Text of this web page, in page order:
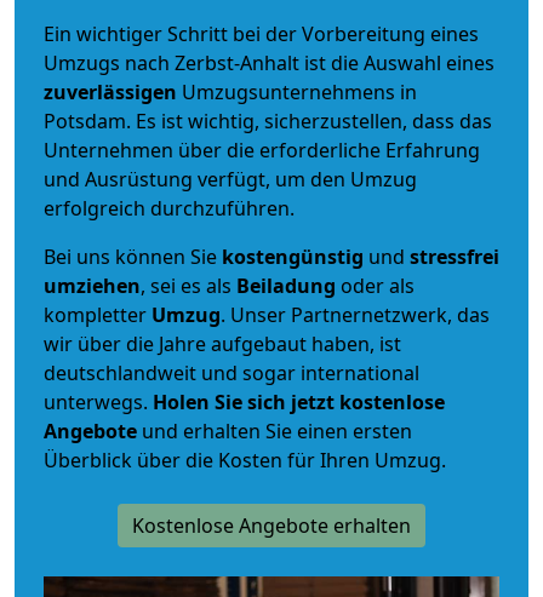
Ein wichtiger Schritt bei der Vorbereitung eines
Umzugs nach Zerbst-Anhalt ist die Auswahl eines
zuverlässigen Umzugsunternehmens in
Potsdam. Es ist wichtig, sicherzustellen, dass das
Unternehmen über die erforderliche Erfahrung
und Ausrüstung verfügt, um den Umzug
erfolgreich durchzuführen.
Bei uns können Sie kostengünstig und stressfrei
umziehen, sei es als Beiladung oder als
kompletter Umzug. Unser Partnernetzwerk, das
wir über die Jahre aufgebaut haben, ist
deutschlandweit und sogar international
unterwegs. Holen Sie sich jetzt kostenlose
Angebote und erhalten Sie einen ersten
Überblick über die Kosten für Ihren Umzug.
Kostenlose Angebote erhalten